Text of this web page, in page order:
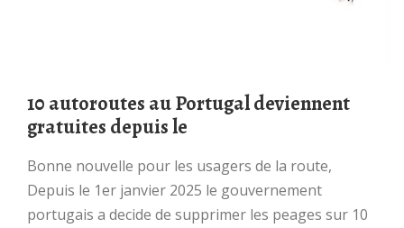
10 autoroutes au Portugal deviennent
gratuites depuis le
Bonne nouvelle pour les usagers de la route,
Depuis le 1er janvier 2025 le gouvernement
portugais a decide de supprimer les peages sur 10